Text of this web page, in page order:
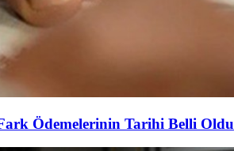
Ödemelerinin Tarihi Belli Oldu